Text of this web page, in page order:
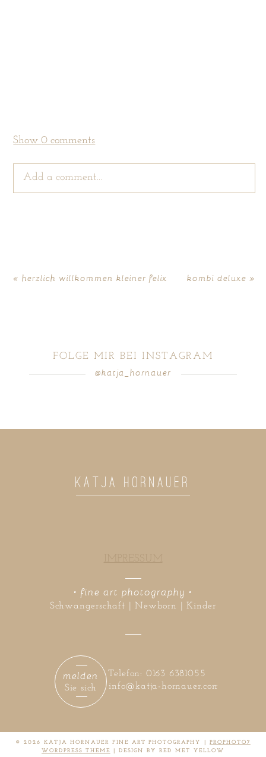
Show0 comments
Add a comment...
« herzlich willkommen kleiner felix kombi deluxe »
FOLGE MIR BEI INSTAGRAM
@katja_hornauer
KATJA HORNAUER
IMPRESSUM
Schwangerschaft | Newborn | Kinder
• fine art photography •
info@katja-hornauer.com
Telefon: 0163 6381055
Sie sich
melden
© 2026 KATJA HORNAUER FINE ART PHOTOGRAPHY
PROPHOTO7
WORDPRESS THEME
DESIGN BY RED MET YELLOW